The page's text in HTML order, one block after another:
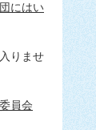
にはい
りませ
員会